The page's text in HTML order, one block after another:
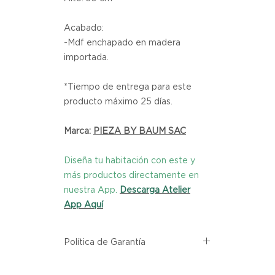
Acabado:
-Mdf enchapado en madera
importada.
*Tiempo de entrega para este
producto máximo 25 días.
Marca: PIEZA BY BAUM SAC
Diseña tu habitación con este y
más productos directamente en
nuestra App.
Descarga Atelier
App Aquí
Política de Garantía